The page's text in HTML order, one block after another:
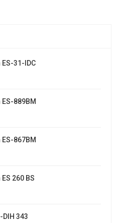
31-IDC
889BM
867BM
260 BS
DIH 343